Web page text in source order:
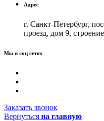
Адрес
г. Санкт-Петербург,
проезд, дом 9,
Мы в соц сетях
Заказать звонок
Вернуться на главную